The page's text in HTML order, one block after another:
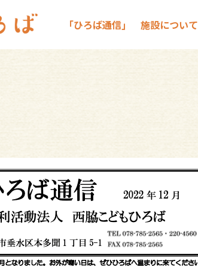
｢ひろば通信｣ 施設について